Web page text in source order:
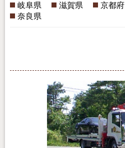
岐阜県 滋賀県 京都府
奈良県